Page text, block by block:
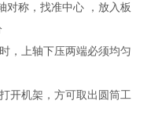
对称，找准中心 ，放入板
，上轴下压两端必须均匀
开机架，方可取出圆筒工